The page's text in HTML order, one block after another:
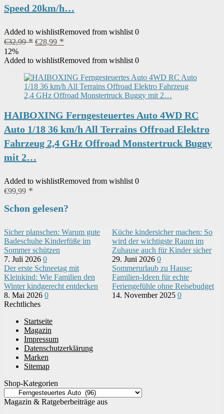
Speed 20km/h…
Added to wishlistRemoved from wishlist 0
€32,99
Ursprünglicher
war:
€28,99
ist:
12%
Added to wishlistRemoved from wishlist 0
HAIBOXING Ferngesteuertes Auto 4WD RC
Auto 1/18 36 km/h All Terrains Offroad Elektro
Fahrzeug 2,4 GHz Offroad Monstertruck Buggy
mit 2…
Added to wishlistRemoved from wishlist 0
€99,99
Schon gelesen?
Sicher planschen: Warum gute
Badeschuhe Kinderfüße im
Sommer schützen
7. Juli 2026 0
Küche kindersicher machen: So
wird der wichtigste Raum im
Zuhause auch für Kinder sicher
29. Juni 2026 0
Der erste Schneetag mit
Kleinkind: Wie Familien den
Winter kindgerecht entdecken
8. Mai 2026 0
Sommerurlaub zu Hause:
Familien-Ideen für echte
Feriengefühle ohne Reisebudget
14. November 2025 0
Rechtliches
Startseite
Magazin
Impressum
Datenschutzerklärung
Marken
Sitemap
Shop-Kategorien
Magazin & Ratgeberbeiträge aus